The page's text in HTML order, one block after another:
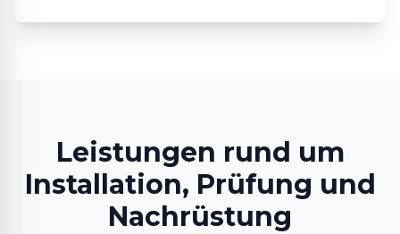
Leistungen rund um
Installation, Prüfung und
Nachrüstung